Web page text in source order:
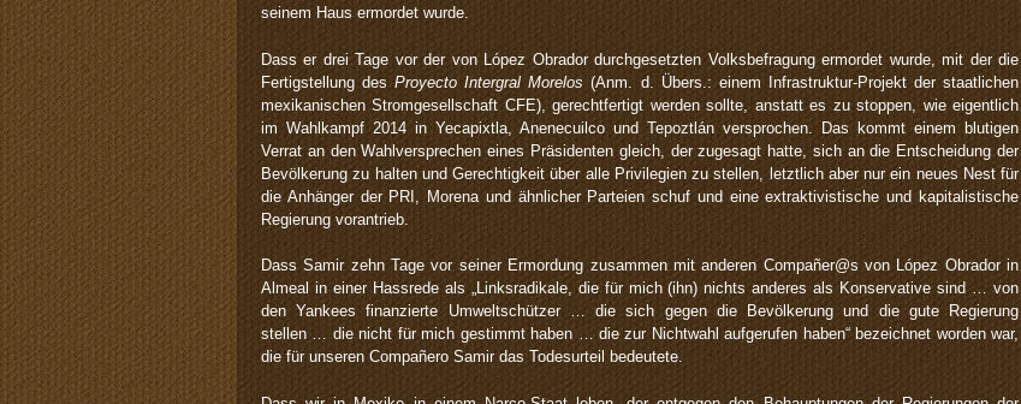
seinem Haus ermordet wurde.
Dass er drei Tage vor der von López Obrador durchgesetzten Volksbefragung ermordet wurde, mit der die
Fertigstellung desProyecto Intergral Morelos (Anm. d. Übers.: einem Infrastruktur-Projekt der staatlichen
mexikanischen Stromgesellschaft CFE), gerechtfertigt werden sollte, anstatt es zu stoppen, wie eigentlich
im Wahlkampf 2014 in Yecapixtla, Anenecuilco und Tepoztlán versprochen. Das kommt einem blutigen
Verrat an den Wahlversprechen eines Präsidenten gleich, der zugesagt hatte, sich an die Entscheidung der
Bevölkerung zu halten und Gerechtigkeit über alle Privilegien zu stellen, letztlich aber nur ein neues Nest für
die Anhänger der PRI, Morena und ähnlicher Parteien schuf und eine extraktivistische und kapitalistische
Regierung vorantrieb.
Dass Samir zehn Tage vor seiner Ermordung zusammen mit anderen Compañer@s von López Obrador in
Almeal in einer Hassrede als „Linksradikale, die für mich (ihn) nichts anderes als Konservative sind … von
den Yankees finanzierte Umweltschützer … die sich gegen die Bevölkerung und die gute Regierung
stellen … die nicht für mich gestimmt haben … die zur Nichtwahl aufgerufen haben“ bezeichnet worden war,
die für unseren Compañero Samir das Todesurteil bedeutete.